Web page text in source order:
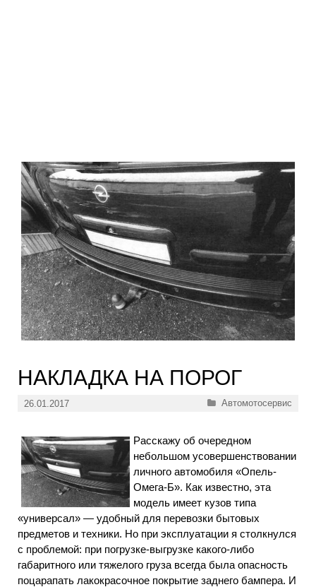
НАКЛАДКА НА ПОРОГ
26.01.2017 Рубрики
Автомотосервис
Расскажу об очередном
небольшом усовершенствовании
личного автомобиля «Опель-
Омега-Б». Как известно, эта
модель имеет кузов типа
«универсал» — удобный для перевозки бытовых
предметов и техники. Но при эксплуатации я столкнулся
с проблемой: при погрузке-выгрузке какого-либо
габаритного или тяжелого груза всегда была опасность
поцарапать лакокрасочное покрытие заднего бампера. И